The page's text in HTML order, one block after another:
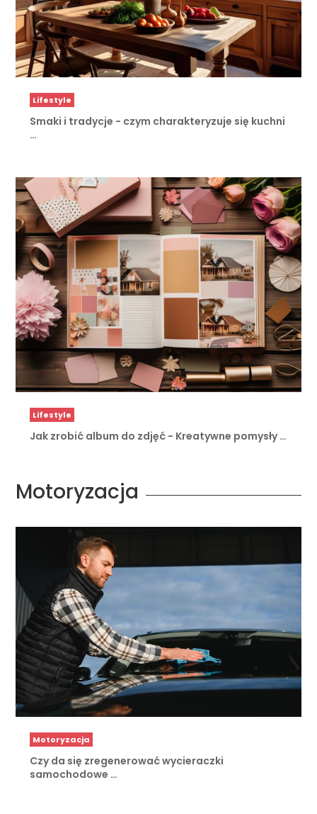
Lifestyle
Smaki i tradycje - czym charakteryzuje się kuchni
…
Lifestyle
Jak zrobić album do zdjęć - Kreatywne pomysły …
Motoryzacja
Motoryzacja
Czy da się zregenerować wycieraczki
samochodowe …